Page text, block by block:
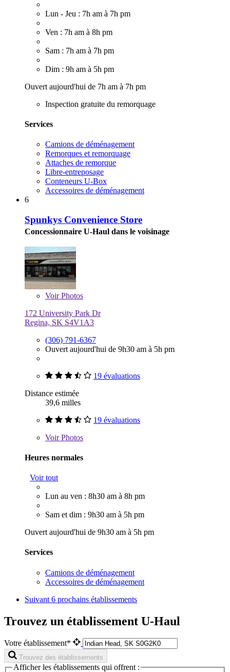
Lun - Jeu : 7h am à 7h pm
Ven : 7h am à 8h pm
Sam : 7h am à 7h pm
Dim : 9h am à 5h pm
Ouvert aujourd'hui de 7h am à 7h pm
Inspection gratuite du remorquage
Services
Camions de déménagement
Remorques et remorquage
Attaches de remorque
Libre-entreposage
Conteneurs U-Box
Accessoires de déménagement
6
Spunkys Convenience Store
Concessionnaire U-Haul dans le voisinage
VoirPhotos
172 University Park Dr
Regina, SK S4V1A3
(306) 791-6367
Ouvert aujourd'hui de 9h30 am à 5h pm
19 évaluations
Distance estimée
39,6 milles
19 évaluations
VoirPhotos
Heures normales
Voir tout
Lun au ven : 8h30 am à 8h pm
Sam et dim : 9h30 am à 5h pm
Ouvert aujourd'hui de 9h30 am à 5h pm
Services
Camions de déménagement
Accessoires de déménagement
Suivant 6 prochains établissements
Trouvez un établissement U-Haul
Votre établissement*
Trouvez des établissements
Afficher les établissements qui offrent :